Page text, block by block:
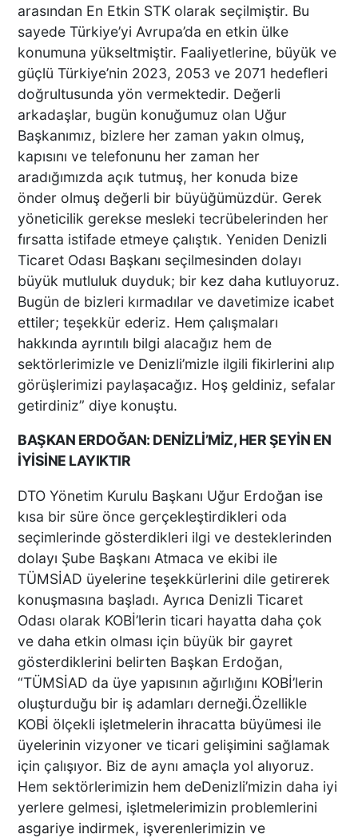
DENİZLİ BAROSU VE
AVUKATLARIN
İŞYERLERİNDE ARAMA
YAPILIYOR
KEKİK ÜRETİCİLERİNİN
UMUDU ALTUNTAŞ
BAHARAT ŞENLİKTE DE
YANLARINDAYDI
İKİ KADINA KURŞUN
YAĞDIRAN ŞÜPHELİNİN
KAÇIŞ ANLARI ORTAYA
ÇIKTI
TÜRKİYE BU SÖZLERLE
YIKILDI: "BEBEĞİME SİPER
OLDU"
Acısı 10 Yıldır Dinmeyen
DENİZLİ’DEN ALMANYA’YA
INTERPACK ÇIKARMASI DTO
ÜYESİ 38 FİRMA, FUARDA
YENİ TEKNOLOJİLERLE
BULUŞTU
DTO’DAN SU VE ENERJİ
VERİMLİLİĞİ EĞİTİMLERİ
DENİZLİ SANAYİSİNDE
VERİMLİLİK ATILIMI
Başkan Ertemur; Makamda
Durmuyor, Sorunları
Yerinde Çözüyor
arasından En Etkin STK olarak seçilmiştir. Bu
sayede Türkiye’yi Avrupa’da en etkin ülke
konumuna yükseltmiştir. Faaliyetlerine, büyük ve
güçlü Türkiye’nin 2023, 2053 ve 2071 hedefleri
doğrultusunda yön vermektedir. Değerli
arkadaşlar, bugün konuğumuz olan Uğur
Başkanımız, bizlere her zaman yakın olmuş,
kapısını ve telefonunu her zaman her
aradığımızda açık tutmuş, her konuda bize
önder olmuş değerli bir büyüğümüzdür. Gerek
yöneticilik gerekse mesleki tecrübelerinden her
fırsatta istifade etmeye çalıştık. Yeniden Denizli
Ticaret Odası Başkanı seçilmesinden dolayı
büyük mutluluk duyduk; bir kez daha kutluyoruz.
Bugün de bizleri kırmadılar ve davetimize icabet
ettiler; teşekkür ederiz. Hem çalışmaları
hakkında ayrıntılı bilgi alacağız hem de
sektörlerimizle ve Denizli’mizle ilgili fikirlerini alıp
görüşlerimizi paylaşacağız. Hoş geldiniz, sefalar
getirdiniz” diye konuştu.
BAŞKAN ERDOĞAN: DENİZLİ’MİZ, HER ŞEYİN EN
İYİSİNE LAYIKTIR
DTO Yönetim Kurulu Başkanı Uğur Erdoğan ise
kısa bir süre önce gerçekleştirdikleri oda
seçimlerinde gösterdikleri ilgi ve desteklerinden
dolayı Şube Başkanı Atmaca ve ekibi ile
TÜMSİAD üyelerine teşekkürlerini dile getirerek
konuşmasına başladı. Ayrıca Denizli Ticaret
Odası olarak KOBİ’lerin ticari hayatta daha çok
ve daha etkin olması için büyük bir gayret
gösterdiklerini belirten Başkan Erdoğan,
“TÜMSİAD da üye yapısının ağırlığını KOBİ’lerin
oluşturduğu bir iş adamları derneği.Özellikle
KOBİ ölçekli işletmelerin ihracatta büyümesi ile
üyelerinin vizyoner ve ticari gelişimini sağlamak
için çalışıyor. Biz de aynı amaçla yol alıyoruz.
Hem sektörlerimizin hem deDenizli’mizin daha iyi
yerlere gelmesi, işletmelerimizin problemlerini
asgariye indirmek, işverenlerimizin ve